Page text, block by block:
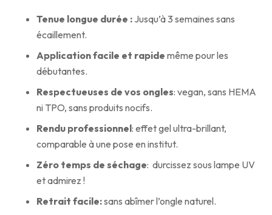
Tenue longue durée : Jusqu’à 3 semaines sans
écaillement.
Application facile et rapide même pour les
débutantes.
Respectueuses de vos ongles: vegan, sans HEMA
ni TPO, sans produits nocifs.
Rendu professionnel: effet gel ultra-brillant,
comparable à une pose en institut.
Zéro temps de séchage: durcissez sous lampe UV
et admirez !
Retrait facile:sans abîmer l’ongle naturel.